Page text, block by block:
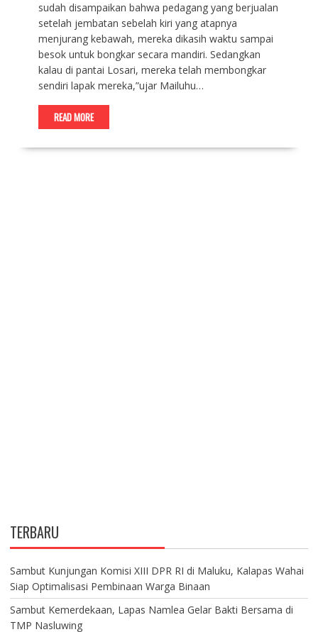
sudah disampaikan bahwa pedagang yang berjualan
setelah jembatan sebelah kiri yang atapnya
menjurang kebawah, mereka dikasih waktu sampai
besok untuk bongkar secara mandiri. Sedangkan
kalau di pantai Losari, mereka telah membongkar
sendiri lapak mereka,”ujar Mailuhu…
READ MORE
TERBARU
Sambut Kunjungan Komisi XIII DPR RI di Maluku, Kalapas Wahai
Siap Optimalisasi Pembinaan Warga Binaan
Sambut Kemerdekaan, Lapas Namlea Gelar Bakti Bersama di
TMP Nasluwing